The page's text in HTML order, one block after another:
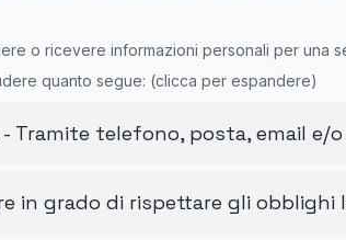
o ricevere informazioni personali per una
quanto segue: (clicca per espandere)
- Tramite telefono, posta, email e/
in grado di rispettare gli obblighi